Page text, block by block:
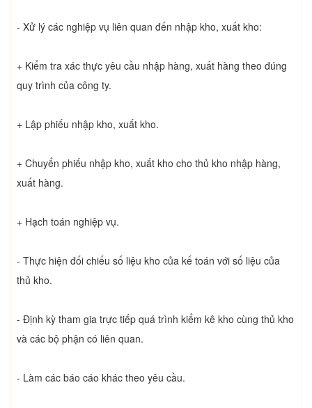
- Xử lý các nghiệp vụ liên quan đến nhập kho, xuất kho:
+ Kiểm tra xác thực yêu cầu nhập hàng, xuất hàng theo đúng
quy trình của công ty.
+ Lập phiếu nhập kho, xuất kho.
+ Chuyển phiếu nhập kho, xuất kho cho thủ kho nhập hàng,
xuất hàng.
+ Hạch toán nghiệp vụ.
- Thực hiện đối chiếu số liệu kho của kế toán với số liệu của
thủ kho.
- Định kỳ tham gia trực tiếp quá trình kiểm kê kho cùng thủ kho
và các bộ phận có liên quan.
- Làm các báo cáo khác theo yêu cầu.